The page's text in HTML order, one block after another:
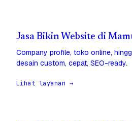
Jasa Bikin Website di
Company profile, toko online,
desain custom, cepat, SEO-ready.
Lihat layanan →